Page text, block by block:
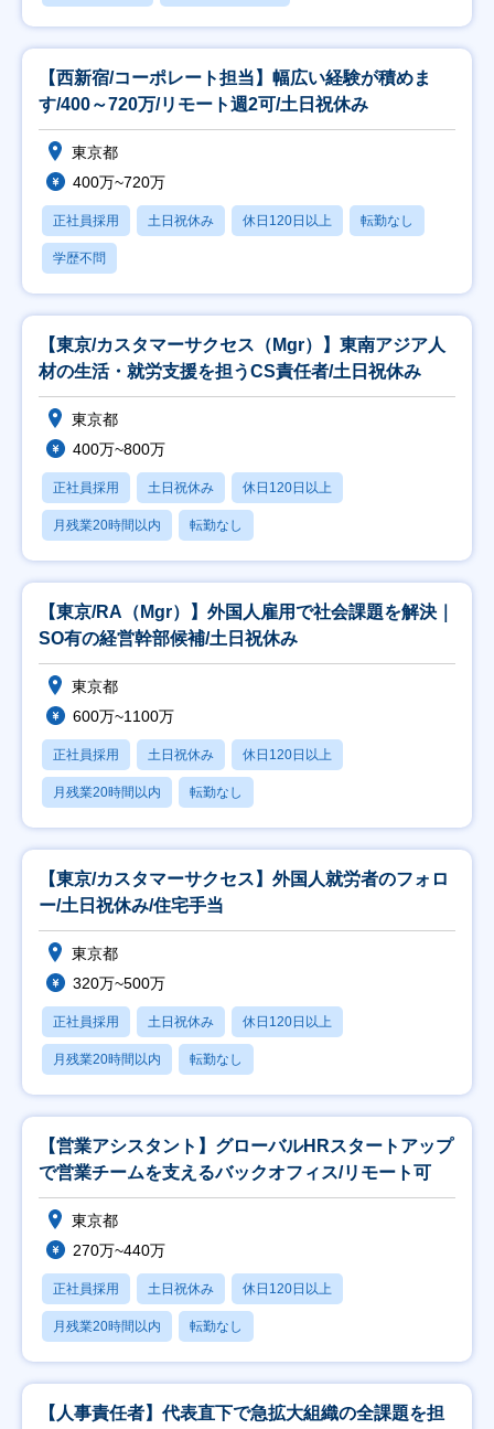
【西新宿/コーポレート担当】幅広い経験が積めま
す/400～720万/リモート週2可/土日祝休み
東京都
400万~720万
正社員採用 土日祝休み 休日120日以上 転勤なし
学歴不問
【東京/カスタマーサクセス（Mgr）】東南アジア人
材の生活・就労支援を担うCS責任者/土日祝休み
東京都
400万~800万
正社員採用 土日祝休み 休日120日以上
月残業20時間以内 転勤なし
【東京/RA（Mgr）】外国人雇用で社会課題を解決｜
SO有の経営幹部候補/土日祝休み
東京都
600万~1100万
正社員採用 土日祝休み 休日120日以上
月残業20時間以内 転勤なし
【東京/カスタマーサクセス】外国人就労者のフォロ
ー/土日祝休み/住宅手当
東京都
320万~500万
正社員採用 土日祝休み 休日120日以上
月残業20時間以内 転勤なし
【営業アシスタント】グローバルHRスタートアップ
で営業チームを支えるバックオフィス/リモート可
東京都
270万~440万
正社員採用 土日祝休み 休日120日以上
月残業20時間以内 転勤なし
【人事責任者】代表直下で急拡大組織の全課題を担